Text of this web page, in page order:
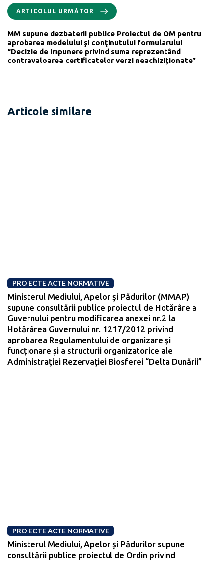
ARTICOLUL URMĂTOR
MM supune dezbaterii publice Proiectul de OM pentru
aprobarea modelului şi conţinutului formularului
“Decizie de impunere privind suma reprezentând
contravaloarea certificatelor verzi neachiziționate”
Articole similare
PROIECTE ACTE NORMATIVE
Ministerul Mediului, Apelor şi Pădurilor (MMAP)
supune consultării publice proiectul de Hotărâre a
Guvernului pentru modificarea anexei nr.2 la
Hotărârea Guvernului nr. 1217/2012 privind
aprobarea Regulamentului de organizare şi
funcționare și a structurii organizatorice ale
Administraţiei Rezervaţiei Biosferei “Delta Dunării”
PROIECTE ACTE NORMATIVE
Ministerul Mediului, Apelor și Pădurilor supune
consultării publice proiectul de Ordin privind